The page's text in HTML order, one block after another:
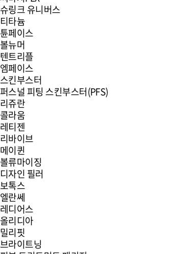
슈링크 유니버스
티타늄
튠페이스
볼뉴머
텐트리플
엠페이스
스킨부스터
퍼스널 피팅 스킨부스터(PFS)
리쥬란
콜라움
레티젠
리바이브
메이퀸
볼류마이징
디자인 필러
보톡스
엘란쎄
레디어스
올리디아
밀리핏
브라이트닝